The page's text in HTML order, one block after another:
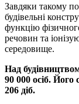
Завдяки такому
будівельні
функцію
речовин та
середовище.
Над
90 000 осіб.
206 діб.